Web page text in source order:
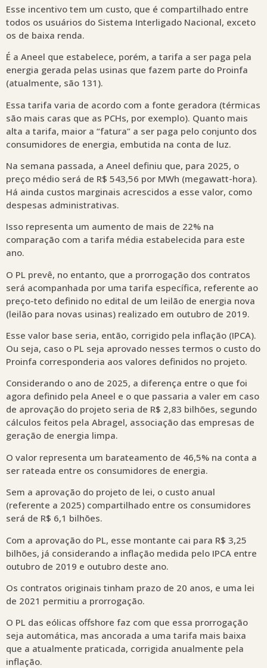
Esse incentivo tem um custo, que é compartilhado entre
todos os usuários do Sistema Interligado Nacional, exceto
os de baixa renda.
É a Aneel que estabelece, porém, a tarifa a ser paga pela
energia gerada pelas usinas que fazem parte do Proinfa
(atualmente, são 131).
Essa tarifa varia de acordo com a fonte geradora (térmicas
são mais caras que as PCHs, por exemplo). Quanto mais
alta a tarifa, maior a “fatura” a ser paga pelo conjunto dos
consumidores de energia, embutida na conta de luz.
Na semana passada, a Aneel definiu que, para 2025, o
preço médio será de R$ 543,56 por MWh (megawatt-hora).
Há ainda custos marginais acrescidos a esse valor, como
despesas administrativas.
Isso representa um aumento de mais de 22% na
comparação com a tarifa média estabelecida para este
ano.
O PL prevê, no entanto, que a prorrogação dos contratos
será acompanhada por uma tarifa específica, referente ao
preço-teto definido no edital de um leilão de energia nova
(leilão para novas usinas) realizado em outubro de 2019.
Esse valor base seria, então, corrigido pela inflação (IPCA).
Ou seja, caso o PL seja aprovado nesses termos o custo do
Proinfa corresponderia aos valores definidos no projeto.
Considerando o ano de 2025, a diferença entre o que foi
agora definido pela Aneel e o que passaria a valer em caso
de aprovação do projeto seria de R$ 2,83 bilhões, segundo
cálculos feitos pela Abragel, associação das empresas de
geração de energia limpa.
O valor representa um barateamento de 46,5% na conta a
ser rateada entre os consumidores de energia.
Sem a aprovação do projeto de lei, o custo anual
(referente a 2025) compartilhado entre os consumidores
será de R$ 6,1 bilhões.
Com a aprovação do PL, esse montante cai para R$ 3,25
bilhões, já considerando a inflação medida pelo IPCA entre
outubro de 2019 e outubro deste ano.
Os contratos originais tinham prazo de 20 anos, e uma lei
de 2021 permitiu a prorrogação.
O PL das eólicas offshore faz com que essa prorrogação
seja automática, mas ancorada a uma tarifa mais baixa
que a atualmente praticada, corrigida anualmente pela
inflação.